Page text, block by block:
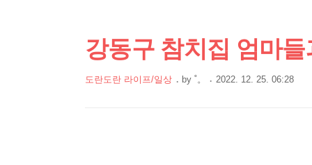
상
세
컨
본
문
제
강동구 참치집 엄마
도란도란 라이프/일상 by ˚。 2022. 12. 25. 06:28